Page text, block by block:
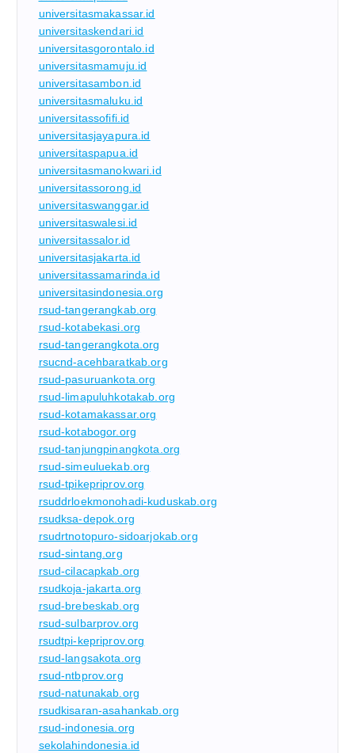
universitasmakassar.id
universitaskendari.id
universitasgorontalo.id
universitasmamuju.id
universitasambon.id
universitasmaluku.id
universitassofifi.id
universitasjayapura.id
universitaspapua.id
universitasmanokwari.id
universitassorong.id
universitaswanggar.id
universitaswalesi.id
universitassalor.id
universitasjakarta.id
universitassamarinda.id
universitasindonesia.org
rsud-tangerangkab.org
rsud-kotabekasi.org
rsud-tangerangkota.org
rsucnd-acehbaratkab.org
rsud-pasuruankota.org
rsud-limapuluhkotakab.org
rsud-kotamakassar.org
rsud-kotabogor.org
rsud-tanjungpinangkota.org
rsud-simeuluekab.org
rsud-tpikepriprov.org
rsuddrloekmonohadi-kuduskab.org
rsudksa-depok.org
rsudrtnotopuro-sidoarjokab.org
rsud-sintang.org
rsud-cilacapkab.org
rsudkoja-jakarta.org
rsud-brebeskab.org
rsud-sulbarprov.org
rsudtpi-kepriprov.org
rsud-langsakota.org
rsud-ntbprov.org
rsud-natunakab.org
rsudkisaran-asahankab.org
rsud-indonesia.org
sekolahindonesia.id